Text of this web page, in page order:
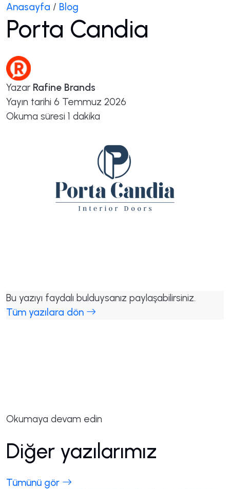
Anasayfa / Blog
Porta Candia
Yazar Rafine Brands
Yayın tarihi 6 Temmuz 2026
Okuma süresi 1 dakika
Bu yazıyı faydalı bulduysanız paylaşabilirsiniz.
Tüm yazılara dön
Okumaya devam edin
Diğer yazılarımız
Tümünü gör